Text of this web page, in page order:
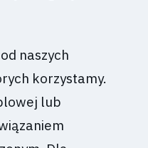
naszych
korzystamy.
lub